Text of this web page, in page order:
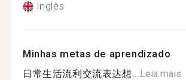
Inglês
Minhas metas de aprendizado
日常生活流利交流表达想...Leia mais